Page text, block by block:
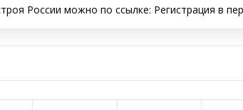
России можно по ссылке: Регистрация в